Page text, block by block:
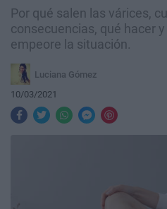
Por qué salen las várices,
consecuencias, qué hacer
empeore la situación.
Luciana Gómez
10/03/2021